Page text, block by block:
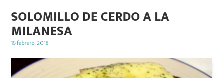
SOLOMILLO DE CERDO A LA
MILANESA
Posted
19 febrero, 2018